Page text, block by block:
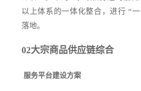
以上体系的一体化整合，进行 “
落地。
02大宗商品供应链综合
服务平台建设方案